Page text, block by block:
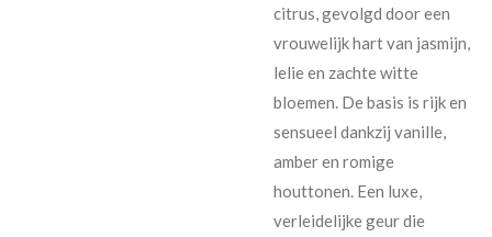
citrus, gevolgd door een
vrouwelijk hart van jasmijn,
lelie en zachte witte
bloemen. De basis is rijk en
sensueel dankzij vanille,
amber en romige
houttonen. Een luxe,
verleidelijke geur die